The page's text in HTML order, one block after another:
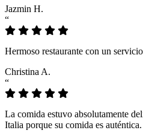
Jazmin H.
“
Hermoso restaurante con un
Christina A.
“
La comida estuvo absolutamente
Italia porque su comida es